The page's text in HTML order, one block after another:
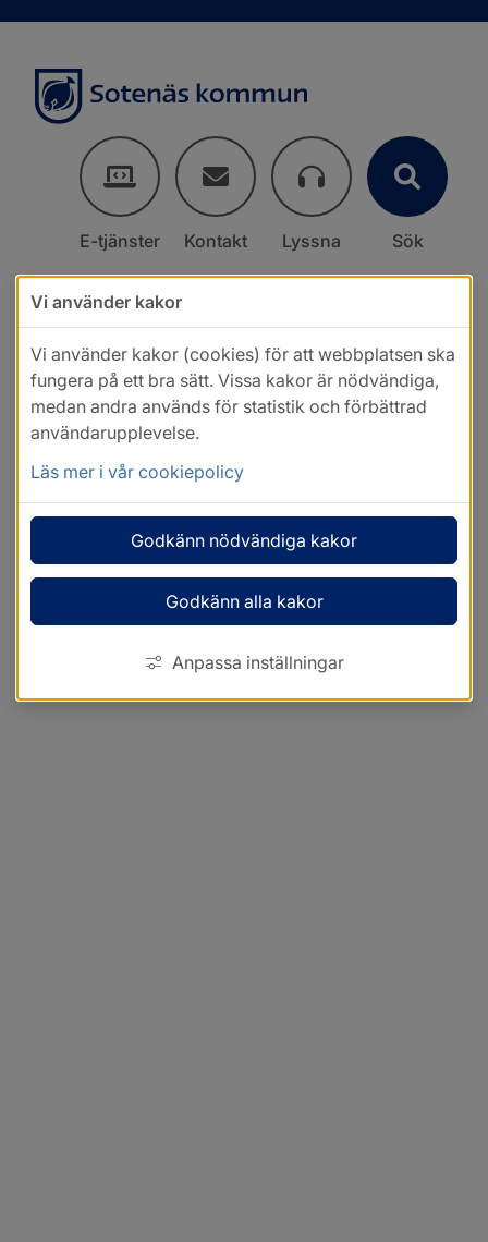
E-tjänster Kontakt Lyssna Sök
Vi använder kakor
Vi använder kakor (cookies) för att webbplatsen ska
fungera på ett bra sätt. Vissa kakor är nödvändiga,
medan andra används för statistik och förbättrad
användarupplevelse.
Läs mer i vår cookiepolicy
Godkänn nödvändiga kakor
Godkänn alla kakor
Anpassa inställningar